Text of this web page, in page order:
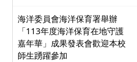
海洋委員會海洋保育署舉辦
「113年度海洋保育在地守護
嘉年華」成果發表會歡迎本校
師生踴躍參加